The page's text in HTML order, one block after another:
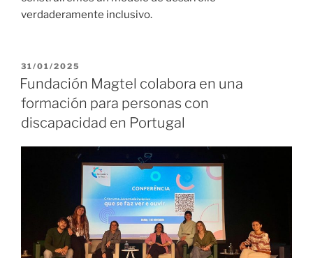
verdaderamente inclusivo.
31/01/2025
Fundación Magtel colabora en una
formación para personas con
discapacidad en Portugal